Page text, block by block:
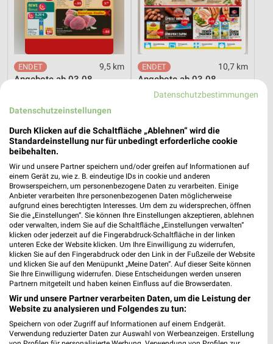
9,5 km
Angebote ab 03.08.
10,7 km
Angebote ab 03.08.
Noch heute gültig
12,9 km
Starke Marken
Noch heute gültig
12,9 km
Marken für Profis
Noch heute gültig
Datenschutzbestimmungen
Datenschutzeinstellungen
Durch Klicken auf die Schaltfläche „Ablehnen“ wird die
Standardeinstellung nur für unbedingt erforderliche cookie
beibehalten.
Wir und unsere Partner speichern und/oder greifen auf Informationen auf
einem Gerät zu, wie z. B. eindeutige IDs in cookie und anderen
Browserspeichern, um personenbezogene Daten zu verarbeiten. Einige
Anbieter verarbeiten Ihre personenbezogenen Daten möglicherweise
aufgrund eines berechtigten Interesses. Um dem zu widersprechen, öffnen
Sie die „Einstellungen“. Sie können Ihre Einstellungen akzeptieren, ablehnen
oder verwalten, indem Sie auf die Schaltfläche „Einstellungen verwalten“
klicken oder jederzeit auf die Fingerabdruck-Schaltfläche in der linken
unteren Ecke der Website klicken. Um Ihre Einwilligung zu widerrufen,
klicken Sie auf den Fingerabdruck oder den Link in der Fußzeile der Website
und klicken Sie auf den Menüpunkt „Meine Daten“. Auf dieser Seite können
Sie Ihre Einwilligung widerrufen. Diese Entscheidungen werden unseren
Partnern mitgeteilt und haben keinen Einfluss auf die Browserdaten.
Wir und unsere Partner verarbeiten Daten, um die Leistung der
Website zu analysieren und Folgendes zu tun:
Speichern von oder Zugriff auf Informationen auf einem Endgerät.
Verwendung reduzierter Daten zur Auswahl von Werbeanzeigen. Erstellung